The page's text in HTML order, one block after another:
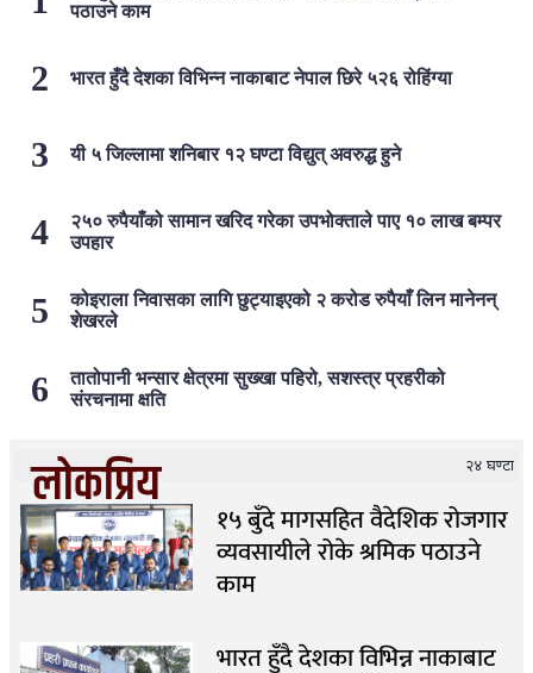
पठाउने काम
भारत हुँदै देशका विभिन्न नाकाबाट नेपाल छिरे ५२६ रोहिंग्या
यी ५ जिल्लामा शनिबार १२ घण्टा विद्युत् अवरुद्ध हुने
२५० रुपैयाँको सामान खरिद गरेका उपभोक्ताले पाए १० लाख बम्पर
उपहार
कोइराला निवासका लागि छुट्याइएको २ करोड रुपैयाँ लिन मानेनन्
शेखरले
तातोपानी भन्सार क्षेत्रमा सुख्खा पहिरो, सशस्त्र प्रहरीको
संरचनामा क्षति
लोकप्रिय २४ घण्टा
१५ बुँदे मागसहित वैदेशिक रोजगार
व्यवसायीले रोके श्रमिक पठाउने
काम
भारत हुँदै देशका विभिन्न नाकाबाट